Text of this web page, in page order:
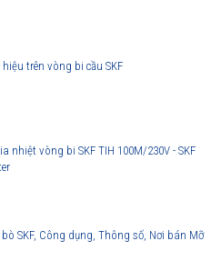
phân phối chính hãng
Authorized Distributor
8558
trên vòng bi cầu SKF
nhiệt vòng bi SKF TIH 100M/230V - SKF
SKF, Công dụng, Thông số, Nơi bán Mỡ